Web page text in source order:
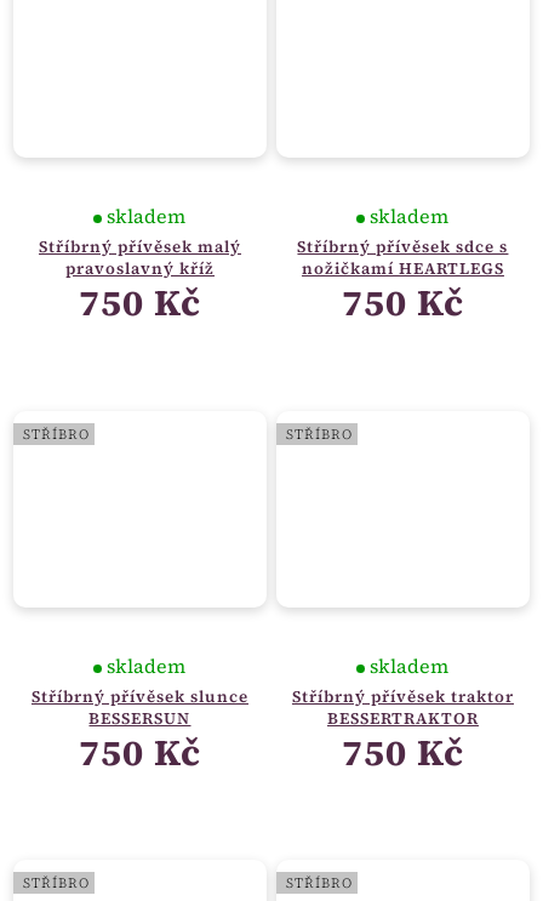
Stříbrný přívěsek malý
pravoslavný kříž
skladem
750 Kč
Stříbrný přívěsek sdce s
nožičkamí HEARTLEGS
skladem
750 Kč
STŘÍBRO
Stříbrný přívěsek slunce
BESSERSUN
skladem
750 Kč
STŘÍBRO
Stříbrný přívěsek traktor
BESSERTRAKTOR
skladem
750 Kč
STŘÍBRO STŘÍBRO